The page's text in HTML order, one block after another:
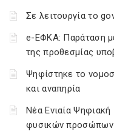
Σε λειτουργία το
e-ΕΦΚΑ: Παράταση
της προθεσμίας
Ψηφίστηκε το
και αναπηρία
Νέα Ενιαία
φυσικών προσώπων